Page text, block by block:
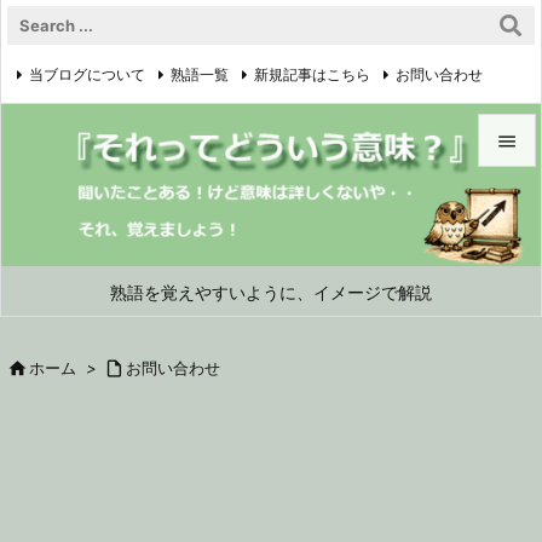
熟語を覚えやすいように、イメージで解説


メニュ


当ブログについて 熟語一覧 新規記事はこちら お問い合わせ
プライバシーポリシー 
 ホーム >  お問い合わせ